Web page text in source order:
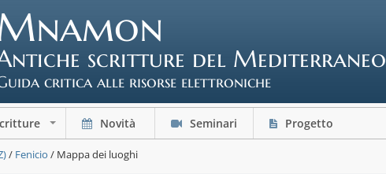
scritture del Mediterraneo
critica alle risorse elettroniche
Novità Seminari Progetto
/ Fenicio / Mappa dei luoghi